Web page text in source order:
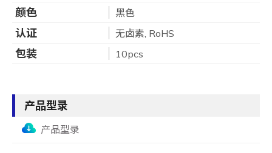
颜色 黑色
认证 无卤素, RoHS
包装 10pcs
产品型录
产品型录